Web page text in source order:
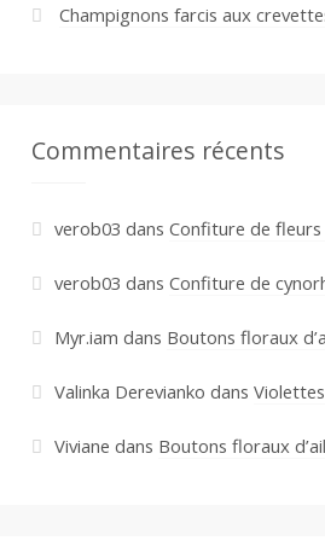
Champignons farcis aux
Commentaires récents
verob03 dans Confiture de fleurs
verob03 dans Confiture de
Myr.iam dans Boutons floraux
Valinka Derevianko dans
Viviane dans Boutons floraux